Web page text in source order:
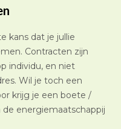
kans dat je jullie
Contracten zijn
individu, en niet
Wil je toch een
krijg je een boete /
energiemaatschappij